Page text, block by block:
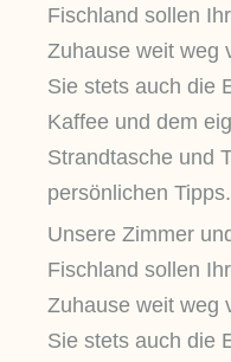
Fischland sollen
Zuhause weit weg
Sie stets auch die
Kaffee und dem
Strandtasche und
persönlichen Tipps.
Unsere Zimmer
Fischland sollen
Zuhause weit weg
Sie stets auch die